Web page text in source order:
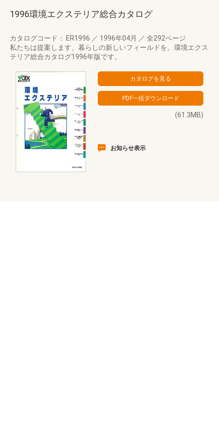
1996環境エクステリア総合カタログ
カタログコード： ER1996 ／ 1996年04月 ／ 全292ページ
私たちは提案します、暮らしの新しいフィールドを。環境エクス
テリア総合カタログ1996年版です。
(61.3MB)
お知らせ表示